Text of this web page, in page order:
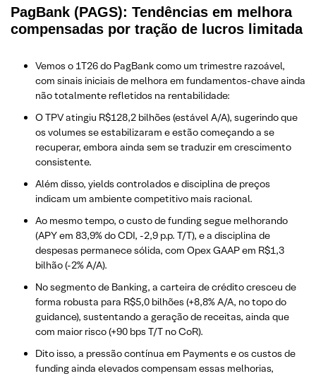
PagBank (PAGS): Tendências em melhora
compensadas por tração de lucros limitada
Vemos o 1T26 do PagBank como um trimestre razoável,
com sinais iniciais de melhora em fundamentos-chave ainda
não totalmente refletidos na rentabilidade:
O TPV atingiu R$128,2 bilhões (estável A/A), sugerindo que
os volumes se estabilizaram e estão começando a se
recuperar, embora ainda sem se traduzir em crescimento
consistente.
Além disso, yields controlados e disciplina de preços
indicam um ambiente competitivo mais racional.
Ao mesmo tempo, o custo de funding segue melhorando
(APY em 83,9% do CDI, -2,9 p.p. T/T), e a disciplina de
despesas permanece sólida, com Opex GAAP em R$1,3
bilhão (-2% A/A).
No segmento de Banking, a carteira de crédito cresceu de
forma robusta para R$5,0 bilhões (+8,8% A/A, no topo do
guidance), sustentando a geração de receitas, ainda que
com maior risco (+90 bps T/T no CoR).
Dito isso, a pressão contínua em Payments e os custos de
funding ainda elevados compensam essas melhorias,